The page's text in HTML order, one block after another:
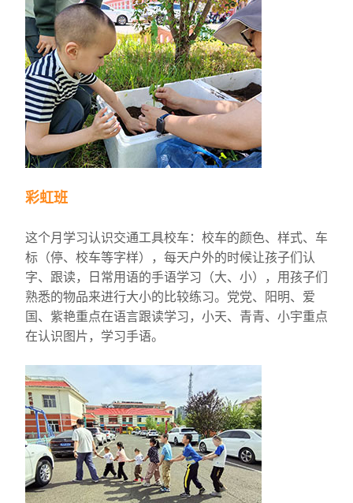
彩虹班
这个月学习认识交通工具校车：校车的颜色、样式、车
标（停、校车等字样），每天户外的时候让孩子们认
字、跟读，日常用语的手语学习（大、小），用孩子们
熟悉的物品来进行大小的比较练习。党党、阳明、爱
国、紫艳重点在语言跟读学习，小天、青青、小宇重点
在认识图片，学习手语。